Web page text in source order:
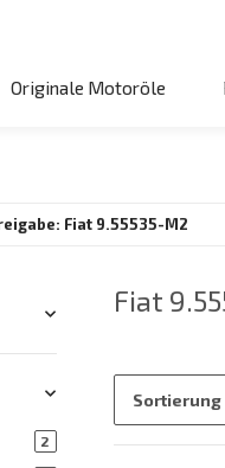
Originale Motoröle
Fiat 9.55535-M2
Fiat
Sortierung
2